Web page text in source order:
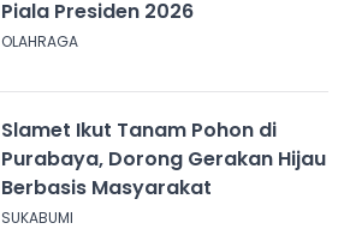
Piala Presiden 2026
OLAHRAGA
Slamet Ikut Tanam Pohon di
Purabaya, Dorong Gerakan Hijau
Berbasis Masyarakat
SUKABUMI